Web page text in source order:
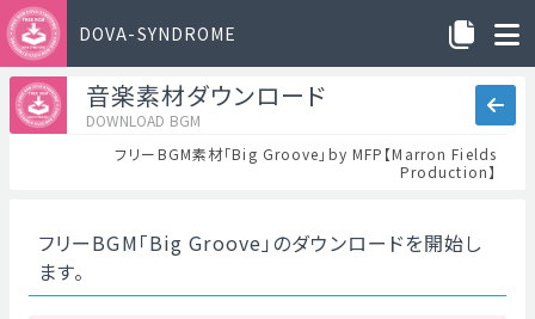
DOVA-SYNDROME
音楽素材ダウンロード
DOWNLOAD BGM
フリーBGM素材「Big Groove」by MFP【Marron Fields
Production】
フリーBGM「Big Groove」のダウンロードを開始し
ます。